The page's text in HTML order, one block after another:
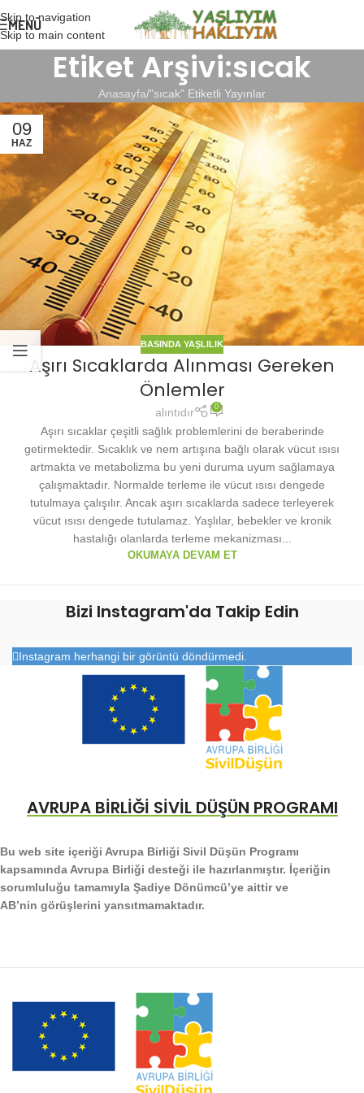
Skip to navigation
Skip to main content
MENÜ
Etiket Arşivi:sıcak
Anasayfa "sıcak" Etiketli Yayınlar
09
HAZ
BASINDA YAŞLILIK
Aşırı Sıcaklarda Alınması Gereken
Önlemler
alıntıdır 0
Aşırı sıcaklar çeşitli sağlık problemlerini de beraberinde
getirmektedir. Sıcaklık ve nem artışına bağlı olarak vücut ısısı
artmakta ve metabolizma bu yeni duruma uyum sağlamaya
çalışmaktadır. Normalde terleme ile vücut ısısı dengede
tutulmaya çalışılır. Ancak aşırı sıcaklarda sadece terleyerek
vücut ısısı dengede tutulamaz. Yaşlılar, bebekler ve kronik
hastalığı olanlarda terleme mekanizması...
OKUMAYA DEVAM ET
Bizi Instagram'da Takip Edin
Instagram herhangi bir görüntü döndürmedi.
AVRUPA BİRLİĞİ SİVİL DÜŞÜN PROGRAMI
Bu web site içeriği Avrupa Birliği Sivil Düşün Programı
kapsamında Avrupa Birliği desteği ile hazırlanmıştır. İçeriğin
sorumluluğu tamamıyla Şadiye Dönümcü’ye aittir ve
AB’nin görüşlerini yansıtmamaktadır.